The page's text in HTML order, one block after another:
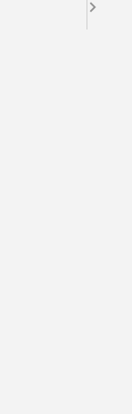
in den Regio­
Hechingen als